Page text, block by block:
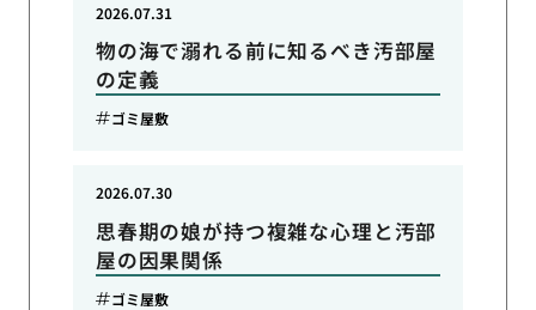
物の海で溺れる前に知るべき汚部屋
の定義
2026.07.31
ゴミ屋敷
思春期の娘が持つ複雑な心理と汚部
屋の因果関係
2026.07.30
ゴミ屋敷